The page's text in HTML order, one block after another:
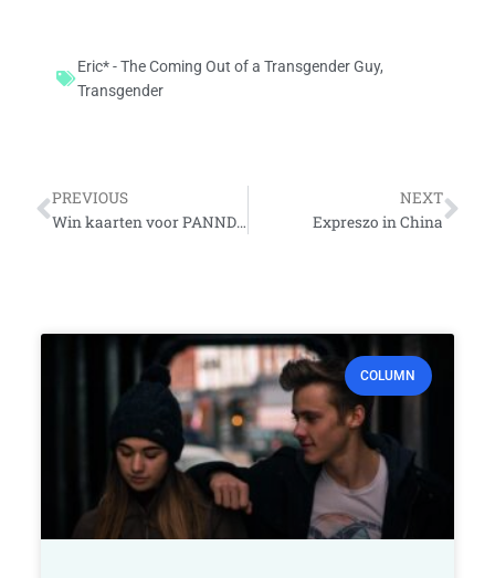
Eric* - The Coming Out of a Transgender Guy,
Transgender
Vorige
PREVIOUS
Win kaarten voor PANNDORA
NEXT
Expreszo in China
COLUMN